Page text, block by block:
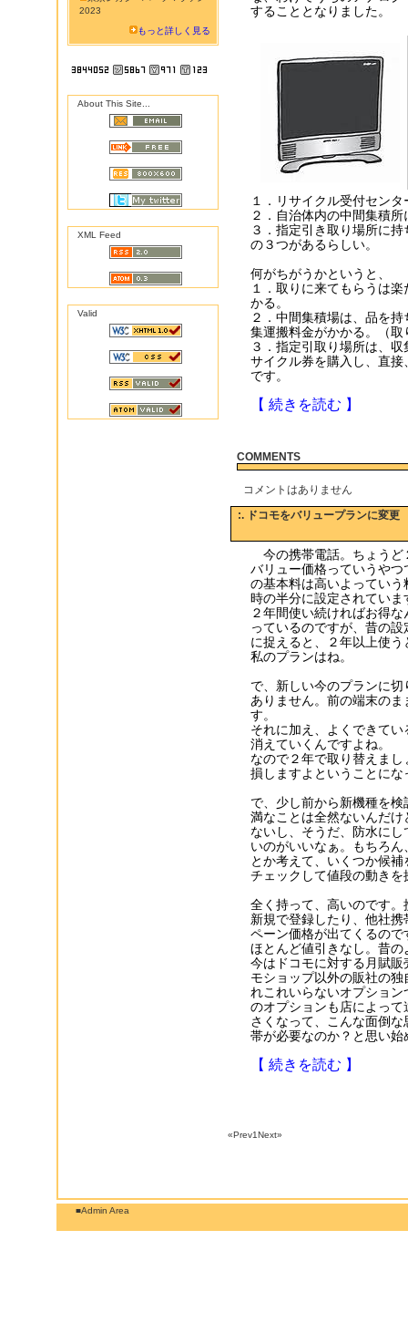
2023
もっと詳しく見る
About This Site...
XML Feed
Valid
することとなりました。
１．リサイクル受付セン
２．自治体内の中間集積所
３．指定引き取り場所に持
の３つがあるらしい。
何がちがうかというと、
１．取りに来てもらうは
かる。
２．中間集積場は、品を
集運搬料金がかかる。（
３．指定引取り場所は、
サイクル券を購入し、直
です。
【 続きを読む 】
COMMENTS
コメントはありません
:. ドコモをバリュープランに変更
今の携帯電話。ちょうど
バリュー価格っていうや
の基本料は高いよってい
時の半分に設定されてい
２年間使い続ければお得
っているのですが、昔の
に捉えると、２年以上使
私のプランはね。
で、新しい今のプランに
ありません。前の端末の
す。
それに加え、よくできて
消えていくんですよね。
なので２年で取り替えま
損しますよということに
で、少し前から新機種を
満なことは全然ないんだ
ないし、そうだ、防水に
いのがいいなぁ。もちろ
とか考えて、いくつか候
チェックして値段の動き
全く持って、高いのです。
新規で登録したり、他社
ペーン価格が出てくるの
ほとんど値引きなし。昔
今はドコモに対する月賦
モショップ以外の販社の
れこれいらないオプショ
のオプションも店によっ
さくなって、こんな面倒
帯が必要なのか？と思い始
【 続きを読む 】
«Prev1Next»
■Admin Area